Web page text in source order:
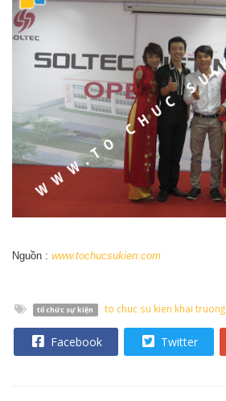
Nguồn : www.tochucsukien.com
tổ chức sự kiện to chuc su kien khai truong
Facebook Twitter